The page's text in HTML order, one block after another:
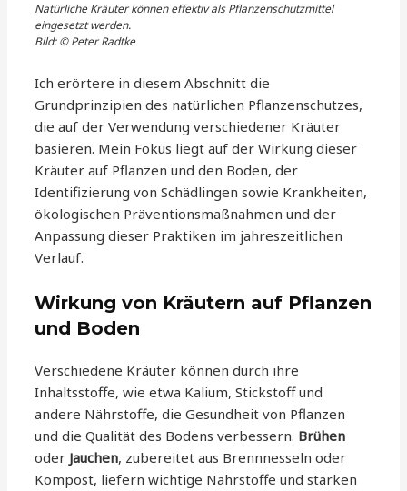
Natürliche Kräuter können effektiv als Pflanzenschutzmittel
eingesetzt werden.
Bild: © Peter Radtke
Ich erörtere in diesem Abschnitt die
Grundprinzipien des natürlichen Pflanzenschutzes,
die auf der Verwendung verschiedener Kräuter
basieren. Mein Fokus liegt auf der Wirkung dieser
Kräuter auf Pflanzen und den Boden, der
Identifizierung von Schädlingen sowie Krankheiten,
ökologischen Präventionsmaßnahmen und der
Anpassung dieser Praktiken im jahreszeitlichen
Verlauf.
Wirkung von Kräutern auf Pflanzen
und Boden
Verschiedene Kräuter können durch ihre
Inhaltsstoffe, wie etwa Kalium, Stickstoff und
andere Nährstoffe, die Gesundheit von Pflanzen
und die Qualität des Bodens verbessern. Brühen
oder Jauchen, zubereitet aus Brennnesseln oder
Kompost, liefern wichtige Nährstoffe und stärken